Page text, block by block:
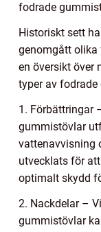
fodrade
Historiskt sett
genomgått olika
en översikt över
typer av
1. Förbättringar
gummistövlar
vattenavvisning
utvecklats för
optimalt skydd
2. Nackdelar –
gummistövlar